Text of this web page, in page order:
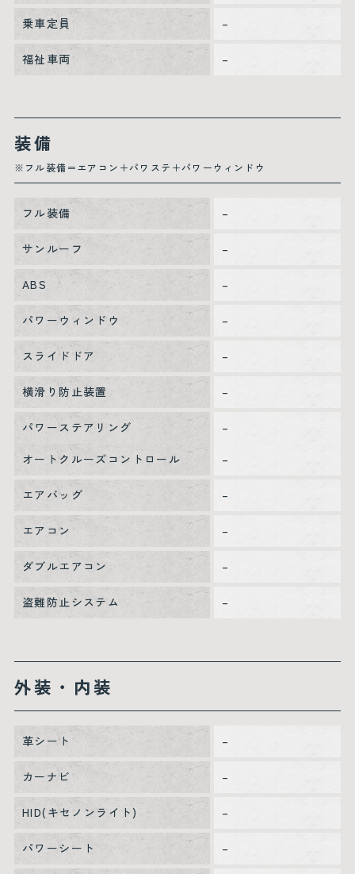
乗車定員 –
福祉車両 –
装備
※フル装備＝エアコン＋パワステ＋パワーウィンドウ
フル装備 –
サンルーフ –
ABS –
パワーウィンドウ –
スライドドア –
横滑り防止装置 –
パワーステアリング
–
オートクルーズコントロール
–
エアバッグ –
エアコン –
ダブルエアコン –
盗難防止システム –
外装・内装
革シート –
カーナビ –
HID(キセノンライト) –
パワーシート –